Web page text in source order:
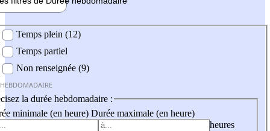
Temps plein (12)
Temps partiel
Non renseignée (9)
la durée hebdomadaire :
minimale (en heure) Durée maximale (en heure)
heures